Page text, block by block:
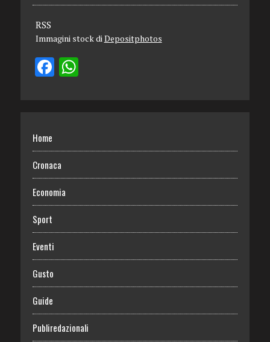
RSS
Immagini stock diDepositphotos
Home
Cronaca
Economia
Sport
Eventi
Gusto
Guide
Publiredazionali